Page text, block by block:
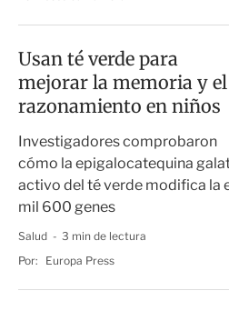
Usan té verde para
mejorar la memoria y el
razonamiento en niños
Investigadores comprobaron
cómo la epigalocatequina
activo del té verde modifica la
mil 600 genes
Salud
3 min de lectura
Por:
Europa Press